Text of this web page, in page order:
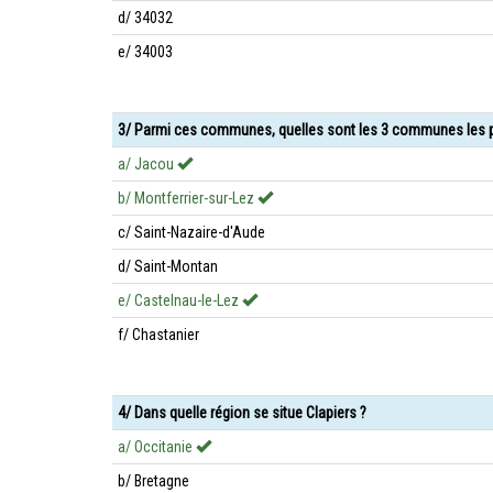
d/ 34032
e/ 34003
3/ Parmi ces communes, quelles sont les 3 communes les
a/ Jacou
b/ Montferrier-sur-Lez
c/ Saint-Nazaire-d'Aude
d/ Saint-Montan
e/ Castelnau-le-Lez
f/ Chastanier
4/ Dans quelle région se situe Clapiers ?
a/ Occitanie
b/ Bretagne